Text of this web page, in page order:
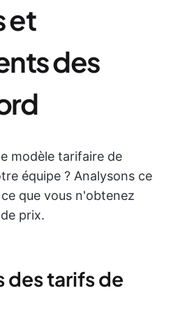
et
des
modèle tarifaire de
équipe ? Analysons ce
que vous n'obtenez
prix.
des tarifs de